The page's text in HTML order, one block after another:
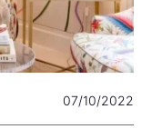
07/10/2022